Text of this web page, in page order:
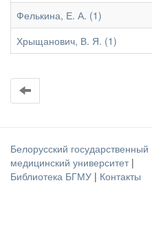
Фелькина, Е. А. (1)
Хрыщанович, В. Я. (1)
Белорусский государственный
медицинский университет |
Библиотека БГМУ | Контакты